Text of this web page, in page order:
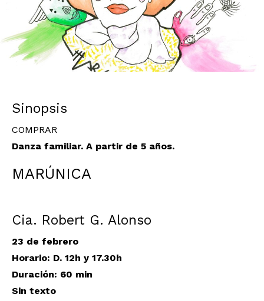
Sinopsis
COMPRAR
Danza familiar. A partir de 5 años.
MARÚNICA
Cia. Robert G. Alonso
23 de febrero
Horario: D. 12h y 17.30h
Duración: 60 min
Sin texto